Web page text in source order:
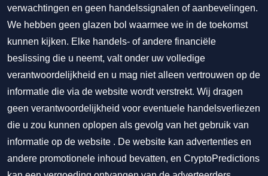
verwachtingen en geen handelssignalen of aanbevelingen.
We hebben geen glazen bol waarmee we in de toekomst
kunnen kijken. Elke handels- of andere financiële
beslissing die u neemt, valt onder uw volledige
verantwoordelijkheid en u mag niet alleen vertrouwen op de
informatie die via de website wordt verstrekt. Wij dragen
geen verantwoordelijkheid voor eventuele handelsverliezen
die u zou kunnen oplopen als gevolg van het gebruik van
informatie op de website . De website kan advertenties en
andere promotionele inhoud bevatten, en CryptoPredictions